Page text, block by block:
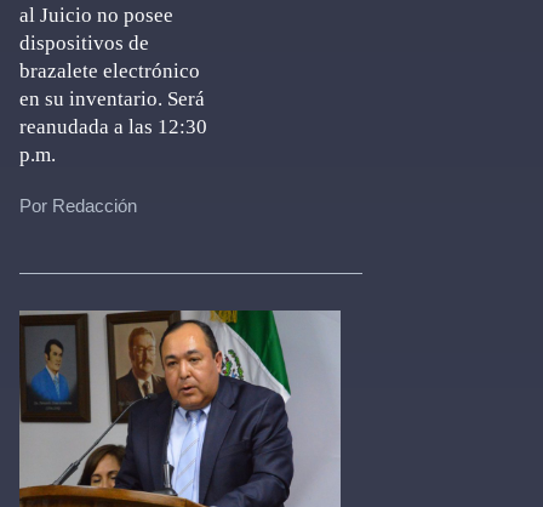
al Juicio no posee
dispositivos de
brazalete electrónico
en su inventario. Será
reanudada a las 12:30
p.m.
Por Redacción